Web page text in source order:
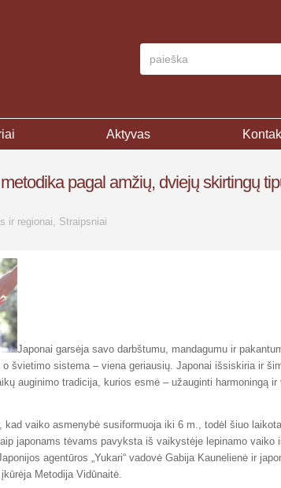
Aktyvas
pagal amžių, dviejų skirtingų
ir regionai, Straipsniai
Japonai garsėja savo darbštumu, mandagumu ir
švietimo sistema – viena geriausių. Japonai išsiskiria ir
auginimo tradicija, kurios esmė – užauginti harmoningą ir
kad vaiko asmenybė susiformuoja iki 6 m., todėl šiuo
japonams tėvams pavyksta iš vaikystėje lepinamo vaiko
agentūros „Yukari“ vadovė Gabija Kaunelienė ir
įkūrėja Metodija Vidūnaitė.